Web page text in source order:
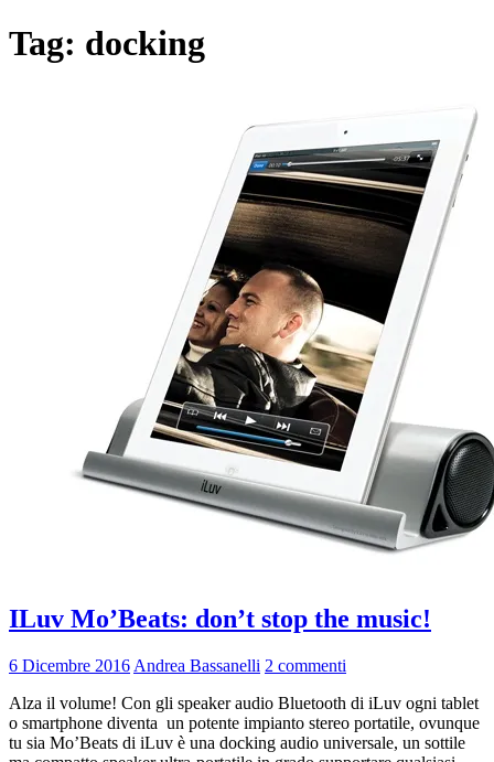
Tag: docking
ILuv Mo’Beats: don’t stop the music!
6 Dicembre 2016 Andrea Bassanelli 2 commenti
Alza il volume! Con gli speaker audio Bluetooth di iLuv ogni tablet
o smartphone diventa un potente impianto stereo portatile, ovunque
tu sia Mo’Beats di iLuv è una docking audio universale, un sottile